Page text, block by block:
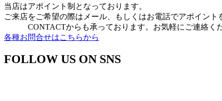
当店はアポイント制となっております。
ご来店をご希望の際はメール、もしくはお電話でアポイント
CONTACTからも承っております。お気軽にご連絡くだ
各種お問合せはこちらから
FOLLOW US ON SNS